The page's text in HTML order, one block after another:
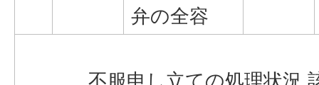
弁の全容